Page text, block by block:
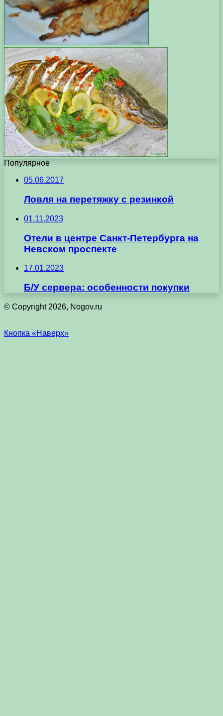
Популярное
05.06.2017
Ловля на перетяжку с резинкой
01.11.2023
Отели в центре Санкт-Петербурга на
Невском проспекте
17.01.2023
Б/У сервера: особенности покупки
© Copyright 2026, Nogov.ru
Кнопка «Наверх»